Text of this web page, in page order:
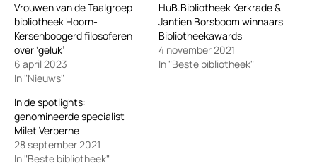
Vrouwen van de Taalgroep
bibliotheek Hoorn-
Kersenboogerd filosoferen
over ‘geluk’
6 april 2023
In "Nieuws"
HuB.Bibliotheek Kerkrade &
Jantien Borsboom winnaars
Bibliotheekawards
4 november 2021
In "Beste bibliotheek"
In de spotlights:
genomineerde specialist
Milet Verberne
28 september 2021
In "Beste bibliotheek"